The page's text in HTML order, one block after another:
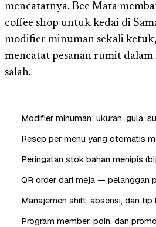
mencatatnya. Bee Mata
coffee shop untuk kedai di
modifier minuman sekali
mencatat pesanan rumit
salah.
Modifier minuman: ukuran, gula,
Resep per menu yang otomatis
Peringatan stok bahan menipis
QR order dari meja — pelanggan
Manajemen shift, absensi, dan tip
Program member, poin, dan